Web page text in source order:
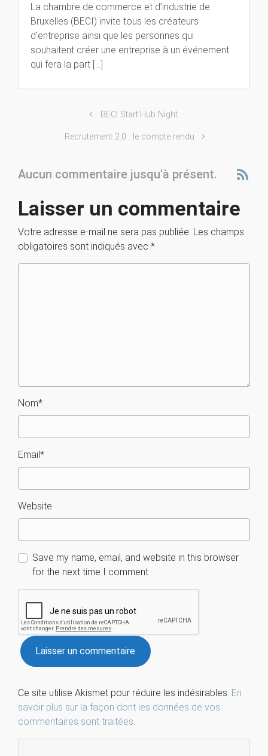
La chambre de commerce et d’industrie de
Bruxelles (BECI) invite tous les créateurs
d’entreprise ainsi que les personnes qui
souhaitent créer une entreprise à un événement
qui fera la part […]
BECI Start’Hub Night
Recrutement 2.0 : le compte rendu
Aucun commentaire jusqu'à présent.
Laisser un commentaire
Votre adresse e-mail ne sera pas publiée. Les champs
obligatoires sont indiqués avec *
Nom*
Email*
Website
Save my name, email, and website in this browser
for the next time I comment.
Ce site utilise Akismet pour réduire les indésirables. En
savoir plus sur la façon dont les données de vos
commentaires sont traitées.